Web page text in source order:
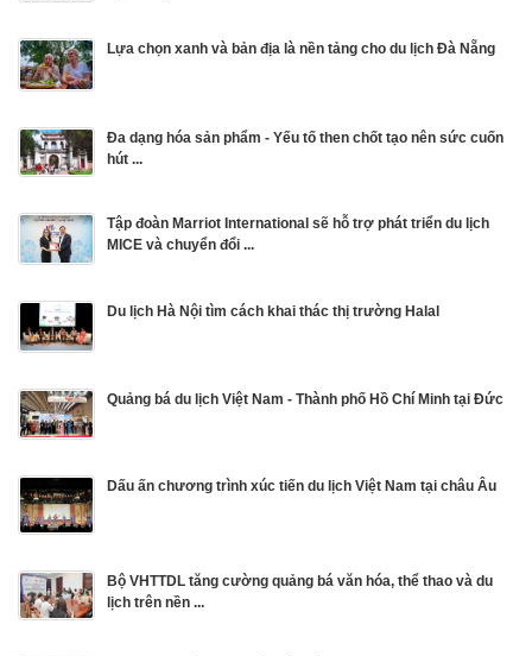
Lựa chọn xanh và bản địa là nền tảng cho du lịch Đà Nẵng
Đa dạng hóa sản phẩm - Yếu tố then chốt tạo nên sức cuốn
hút ...
Tập đoàn Marriot International sẽ hỗ trợ phát triển du lịch
MICE và chuyển đổi ...
Du lịch Hà Nội tìm cách khai thác thị trường Halal
Quảng bá du lịch Việt Nam - Thành phố Hồ Chí Minh tại Đức
Dấu ấn chương trình xúc tiến du lịch Việt Nam tại châu Âu
Bộ VHTTDL tăng cường quảng bá văn hóa, thể thao và du
lịch trên nền ...